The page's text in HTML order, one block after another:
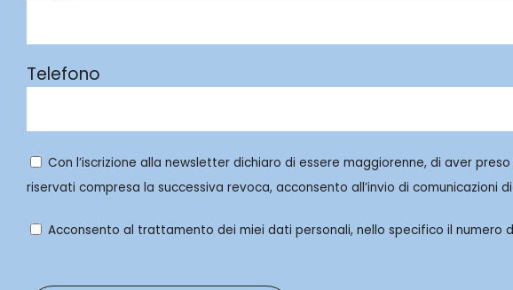
Telefono
Con l’iscrizione alla newsletter dichiaro di essere maggiorenne, di aver
riservati compresa la successiva revoca, acconsento all’invio di comunicazioni
Acconsento al trattamento dei miei dati personali, nello specifico il numero